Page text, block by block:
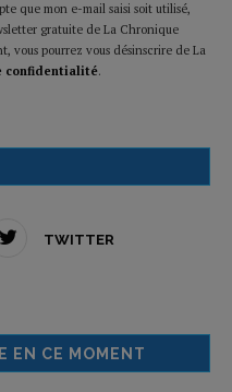
que mon e-mail saisi soit utilisé,
gratuite de La Chronique
vous pourrez vous désinscrire de La
confidentialité.
TWITTER
EN CE MOMENT